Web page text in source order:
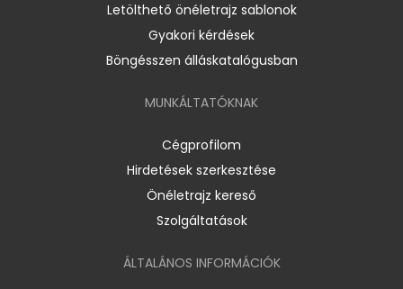
Letölthető önéletrajz sablonok
Gyakori kérdések
Böngésszen álláskatalógusban
MUNKÁLTATÓKNAK
Cégprofilom
Hirdetések szerkesztése
Önéletrajz kereső
Szolgáltatások
ÁLTALÁNOS INFORMÁCIÓK